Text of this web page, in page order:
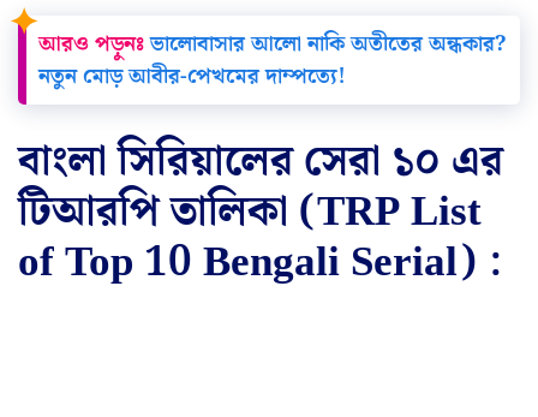
আরও পড়ুনঃভালোবাসার আলো নাকি অতীতের অন্ধকার?
নতুন মোড় আবীর-পেখমের দাম্পত্যে!
বাংলা সিরিয়ালের সেরা ১০ এর
টিআরপি তালিকা (TRP List
of Top 10 Bengali Serial) :